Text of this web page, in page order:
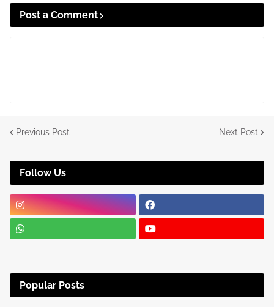
Post a Comment
Previous Post Next Post
Follow Us
Popular Posts